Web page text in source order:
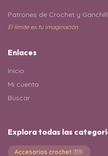
Patrones de Crochet y
El límite es tu imaginación
Enlaces
Inicio
Mi cuenta
Buscar
Explora todas las
Accesorios crochet 319